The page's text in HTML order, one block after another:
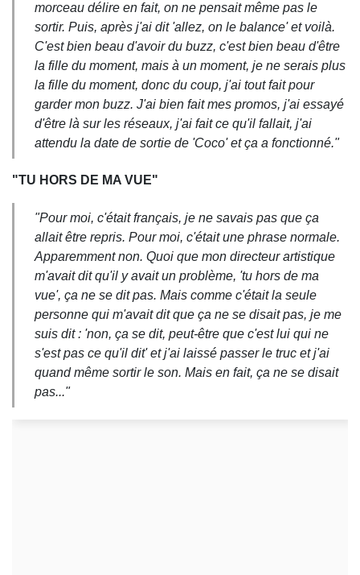
morceau délire en fait, on ne pensait même pas le
sortir. Puis, après j'ai dit 'allez, on le balance' et voilà.
C'est bien beau d'avoir du buzz, c'est bien beau d'être
la fille du moment, mais à un moment, je ne serais plus
la fille du moment, donc du coup, j'ai tout fait pour
garder mon buzz. J'ai bien fait mes promos, j'ai essayé
d'être là sur les réseaux, j'ai fait ce qu'il fallait, j'ai
attendu la date de sortie de 'Coco' et ça a fonctionné."
"TU HORS DE MA VUE"
"Pour moi, c'était français, je ne savais pas que ça
allait être repris. Pour moi, c'était une phrase normale.
Apparemment non. Quoi que mon directeur artistique
m'avait dit qu'il y avait un problème, 'tu hors de ma
vue', ça ne se dit pas. Mais comme c'était la seule
personne qui m'avait dit que ça ne se disait pas, je me
suis dit : 'non, ça se dit, peut-être que c'est lui qui ne
s'est pas ce qu'il dit' et j'ai laissé passer le truc et j'ai
quand même sortir le son. Mais en fait, ça ne se disait
pas..."